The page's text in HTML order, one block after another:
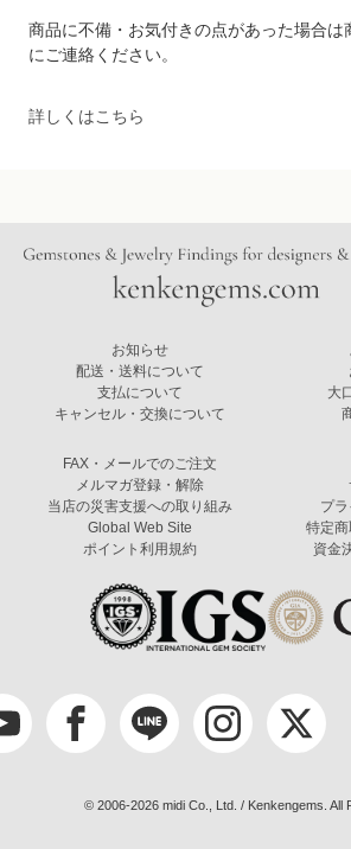
商品に不備・お気付きの点があった場合は
にご連絡ください。
詳しくはこちら
お知らせ
配送・送料について
支払について
キャンセル・交換について
大
FAX・メールでのご注文
メルマガ登録・解除
当店の災害支援への取り組み
Global Web Site
ポイント利用規約
プ
特定
資金
© 2006-2026 midi Co., Ltd. / Kenkengems. All